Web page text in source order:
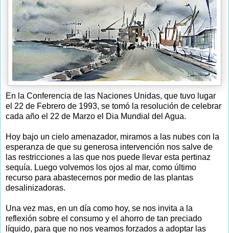
En la Conferencia de las Naciones Unidas, que tuvo lugar
el 22 de Febrero de 1993, se tomó la resolución de celebrar
cada año el 22 de Marzo el Dia Mundial del Agua.
Hoy bajo un cielo amenazador, miramos a las nubes con la
esperanza de que su generosa intervención nos salve de
las restricciones a las que nos puede llevar esta pertinaz
sequía. Luego volvemos los ojos al mar, como último
recurso para abastecernos por medio de las plantas
desalinizadoras.
Una vez mas, en un día como hoy, se nos invita a la
reflexión sobre el consumo y el ahorro de tan preciado
líquido, para que no nos veamos forzados a adoptar las